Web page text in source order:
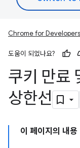
Chrome for Developers
도움이 되었나요?
쿠키 만료
상한선
이 페이지의 내용